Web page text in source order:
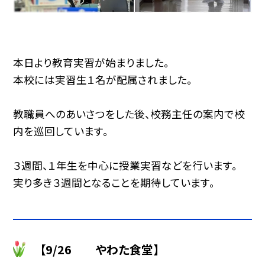
本日より教育実習が始まりました。
本校には実習生１名が配属されました。
教職員へのあいさつをした後、校務主任の案内で校
内を巡回しています。
３週間、１年生を中心に授業実習などを行います。
実り多き３週間となることを期待しています。
【9/26 やわた食堂】